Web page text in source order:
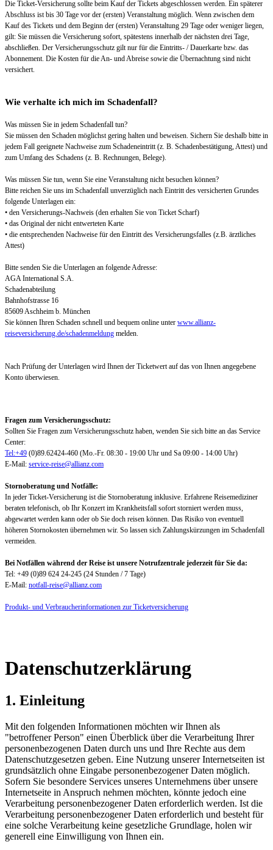
Die Ticket-Versicherung sollte beim Kauf der Tickets abgeschlossen werden. Ein späterer
Abschluss ist bis 30 Tage vor der (ersten) Veranstaltung möglich. Wenn zwischen dem
Kauf des Tickets und dem Beginn der (ersten) Veranstaltung 29 Tage oder weniger liegen,
gilt: Sie müssen die Versicherung sofort, spätestens innerhalb der nächsten drei Tage,
abschließen. Der Versicherungsschutz gilt nur für die Eintritts- / Dauerkarte bzw. das
Abonnement. Die Kosten für die An- und Abreise sowie die Übernachtung sind nicht
versichert.
Wie verhalte ich mich im Schadenfall?
Was müssen Sie in jedem Schadenfall tun?
Sie müssen den Schaden möglichst gering halten und beweisen. Sichern Sie deshalb bitte in
jedem Fall geeignete Nachweise zum Schadeneintritt (z. B. Schadenbestätigung, Attest) und
zum Umfang des Schadens (z. B. Rechnungen, Belege).
Was müssen Sie tun, wenn Sie eine Veranstaltung nicht besuchen können?
Bitte reichen Sie uns im Schadenfall unverzüglich nach Eintritt des versicherten Grundes
folgende Unterlagen ein:
• den Versicherungs-Nachweis (den erhalten Sie von Ticket Scharf)
• das Original der nicht entwerteten Karte
• die entsprechenden Nachweise für den Eintritt des Versicherungsfalles (z.B. ärztliches
Attest)
Bitte senden Sie die Unterlagen an folgende Adresse:
AGA International S.A.
Schadenabteilung
Bahnhofstrasse 16
85609 Aschheim b. München
Sie können Ihren Schaden schnell und bequem online unter www.allianz-
reiseversicherung.de/schadenmeldung melden.
Nach Prüfung der Unterlagen wird Ihnen der Ticketwert auf das von Ihnen angegebene
Konto überwiesen.
Fragen zum Versicherungsschutz:
Sollten Sie Fragen zum Versicherungsschutz haben, wenden Sie sich bitte an das Service
Center:
Tel:+49 (0)89.62424-460 (Mo.-Fr. 08:30 - 19:00 Uhr und Sa 09:00 - 14:00 Uhr)
E-Mail: service-reise@allianz.com
Stornoberatung und Notfälle:
In jeder Ticket-Versicherung ist die Stornoberatung inklusive. Erfahrene Reisemediziner
beraten telefonisch, ob Ihr Konzert im Krankheitsfall sofort storniert werden muss,
abgewartet werden kann oder ob Sie doch reisen können. Das Risiko von eventuell
höheren Stornokosten übernehmen wir. So lassen sich Zahlungskürzungen im Schadenfall
vermeiden.
Bei Notfällen während der Reise ist unsere Notrufzentrale jederzeit für Sie da:
Tel: +49 (0)89 624 24-245 (24 Stunden / 7 Tage)
E-Mail: notfall-reise@allianz.com
Produkt- und Verbraucherinformationen zur Ticketversicherung
Datenschutzerklärung
1. Einleitung
Mit den folgenden Informationen möchten wir Ihnen als
"betroffener Person" einen Überblick über die Verarbeitung Ihrer
personenbezogenen Daten durch uns und Ihre Rechte aus dem
Datenschutzgesetzen geben. Eine Nutzung unserer Internetseiten ist
grundsätzlich ohne Eingabe personenbezogener Daten möglich.
Sofern Sie besondere Services unseres Unternehmens über unsere
Internetseite in Anspruch nehmen möchten, könnte jedoch eine
Verarbeitung personenbezogener Daten erforderlich werden. Ist die
Verarbeitung personenbezogener Daten erforderlich und besteht für
eine solche Verarbeitung keine gesetzliche Grundlage, holen wir
generell eine Einwilligung von Ihnen ein.